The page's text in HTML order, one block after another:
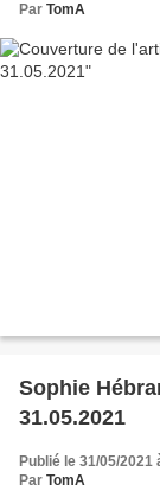
Par TomA
Sophie
31.05.2021
Publié le 31/05/2021
Par TomA